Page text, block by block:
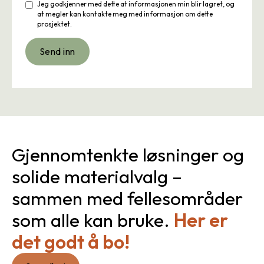
Jeg godkjenner med dette at informasjonen min blir lagret, og
at megler kan kontakte meg med informasjon om dette
prosjektet.
Gjennomtenkte løsninger og
solide materialvalg –
sammen med fellesområder
som alle kan bruke. Her er
det godt å bo!